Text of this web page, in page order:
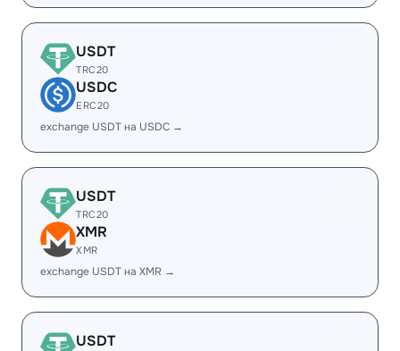
USDT
TRC20
USDC
ERC20
exchange USDT на USDC →
USDT
TRC20
XMR
XMR
exchange USDT на XMR →
USDT